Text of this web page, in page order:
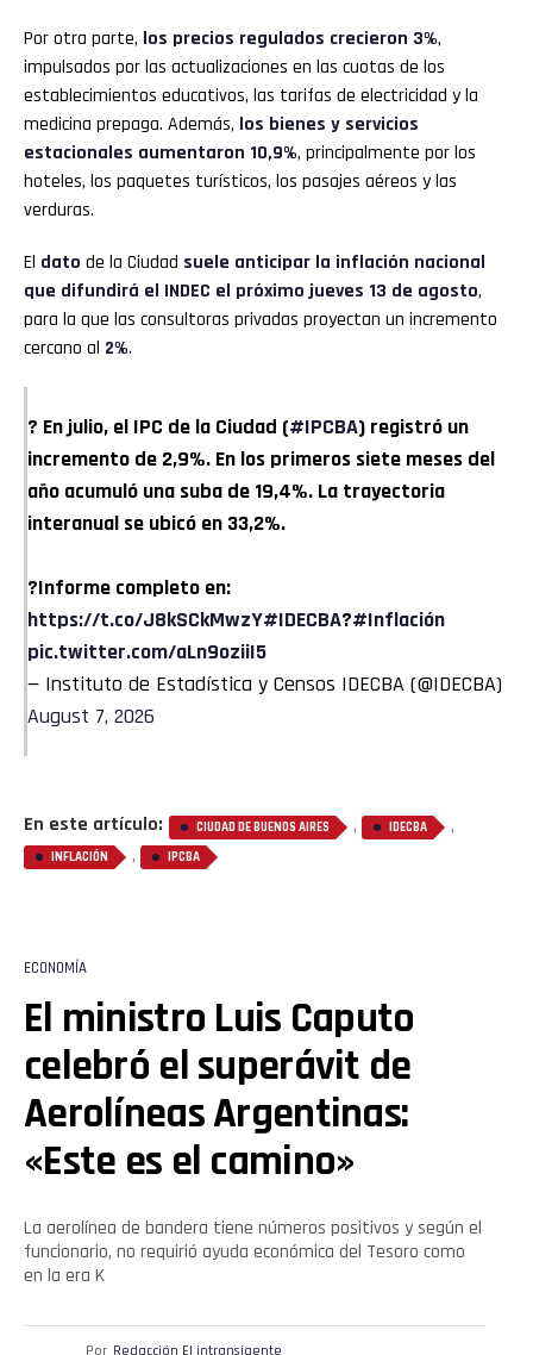
Por otra parte, los precios regulados crecieron 3%,
impulsados por las actualizaciones en las cuotas de los
establecimientos educativos, las tarifas de electricidad y la
medicina prepaga. Además, los bienes y servicios
estacionales aumentaron 10,9%, principalmente por los
hoteles, los paquetes turísticos, los pasajes aéreos y las
verduras.
El dato de la Ciudad suele anticipar la inflación nacional
que difundirá el INDEC el próximo jueves 13 de agosto,
para la que las consultoras privadas proyectan un incremento
cercano al 2%.
? En julio, el IPC de la Ciudad (#IPCBA) registró un
incremento de 2,9%. En los primeros siete meses del
año acumuló una suba de 19,4%. La trayectoria
interanual se ubicó en 33,2%.
?Informe completo en:
https://t.co/J8kSCkMwzY#IDECBA?#Inflación
pic.twitter.com/aLn9oziiI5
— Instituto de Estadística y Censos IDECBA (@IDECBA)
August 7, 2026
En este artículo: CIUDAD DE BUENOS AIRES , IDECBA ,
INFLACIÓN , IPCBA
ECONOMÍA
El ministro Luis Caputo
celebró el superávit de
Aerolíneas Argentinas:
«Este es el camino»
La aerolínea de bandera tiene números positivos y según el
funcionario, no requirió ayuda económica del Tesoro como
en la era K
Por Redacción El intransigente